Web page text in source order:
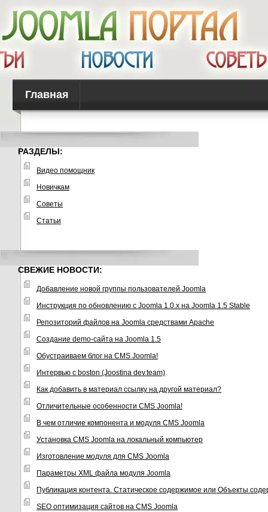
Главная
РАЗДЕЛЫ:
Видео помощник
Новичкам
Советы
Статьи
СВЕЖИЕ НОВОСТИ:
Добавление новой группы пользователей Joomla
Инструкция по обновлению с Joomla 1.0.x на Joomla 1.5 Stable
Репозиторий файлов на Joomla средствами Apache
Создание demo-сайта на Joomla 1.5
Обустраиваем блог на CMS Joomla!
Интервью с boston (Joostina dev.team)
Как добавить в материал ссылку на другой материал?
Отличительные особенности CMS Joomla!
В чем отличие компонента и модуля CMS Joomla
Установка CMS Joomla на локальный компьютер
Изготовление модуля для CMS Joomla
Параметры XML файла модуля Joomla
Публикация контента. Статическое содержимое или Объекты
SEO оптимизация сайтов на CMS Joomla